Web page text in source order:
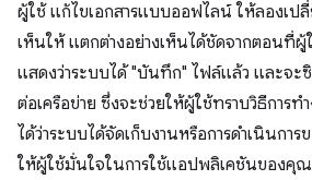
ผู้ใช้ แก้ไขเอกสารแบบออฟไลน์ ให้ลองเป
เห็นให้ แตกต่างอย่างเห็นได้ชัดจากตอนที่
แสดงว่าระบบได้ "บันทึก" ไฟล์แล้ว และจะ
ต่อเครือข่าย ซึ่งจะช่วยให้ผู้ใช้ทราบวิธีการ
ได้ว่าระบบได้จัดเก็บงานหรือการดำเนินกา
ให้ผู้ใช้มั่นใจในการใช้แอปพลิเคชันของคุ